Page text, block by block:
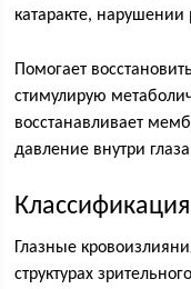
катаракте,
Помогает
стимулирую
восстанавливает
давление внутри
Классификация
Глазные
структурах